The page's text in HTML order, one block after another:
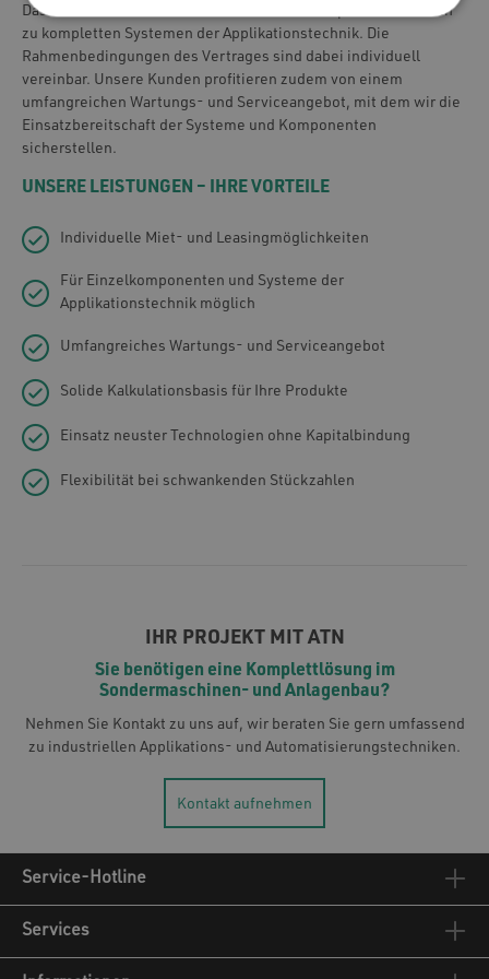
Das Mieten und Leasen umfasst einzelne Komponenten bis hin
zu kompletten Systemen der Applikationstechnik. Die
Rahmenbedingungen des Vertrages sind dabei individuell
vereinbar. Unsere Kunden profitieren zudem von einem
umfangreichen Wartungs- und Serviceangebot, mit dem wir die
Einsatzbereitschaft der Systeme und Komponenten
sicherstellen.
UNSERE LEISTUNGEN – IHRE VORTEILE
Individuelle Miet- und Leasingmöglichkeiten
Für Einzelkomponenten und Systeme der
Applikationstechnik möglich
Umfangreiches Wartungs- und Serviceangebot
Solide Kalkulationsbasis für Ihre Produkte
Einsatz neuster Technologien ohne Kapitalbindung
Flexibilität bei schwankenden Stückzahlen
IHR PROJEKT MIT ATN
Sie benötigen eine Komplettlösung im
Sondermaschinen- und Anlagenbau?
Nehmen Sie Kontakt zu uns auf, wir beraten Sie gern umfassend
zu industriellen Applikations- und Automatisierungstechniken.
Kontakt aufnehmen
Service-Hotline
Services